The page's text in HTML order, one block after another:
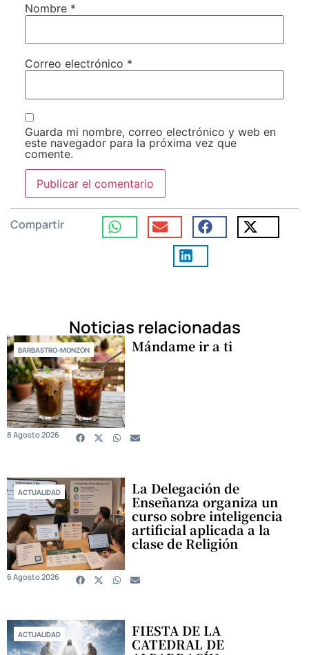
Nombre *
Correo electrónico *
Guarda mi nombre, correo electrónico y web en
este navegador para la próxima vez que
comente.
Compartir
Noticias relacionadas
BARBASTRO-MONZÓN Mándame ir a ti
8 Agosto 2026
ACTUALIDAD La Delegación de
Enseñanza organiza un
curso sobre inteligencia
artificial aplicada a la
clase de Religión
6 Agosto 2026
ACTUALIDAD FIESTA DE LA
CATEDRAL DE